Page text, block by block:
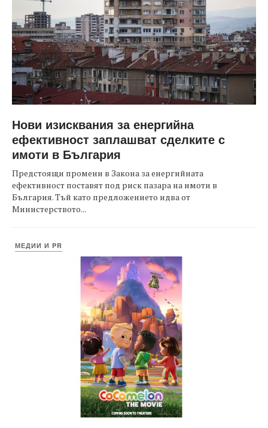
Нови изисквания за енергийна
ефективност заплашват сделките с
имоти в България
Предстоящи промени в Закона за енергийната
ефективност поставят под риск пазара на имоти в
България. Тъй като предложението идва от
Министерството...
МЕДИИ И PR